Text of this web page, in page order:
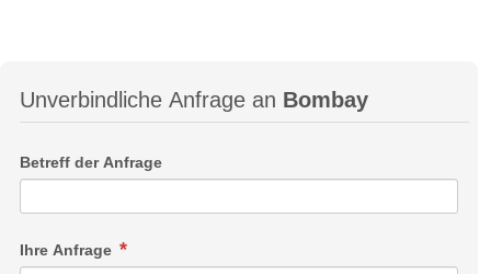
Unverbindliche Anfrage an Bombay
Betreff der Anfrage
Ihre Anfrage